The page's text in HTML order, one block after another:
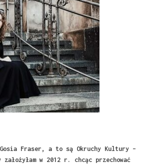
Gosia Fraser, a to są Okruchy Kultury –
w 2012 r. chcąc przechować